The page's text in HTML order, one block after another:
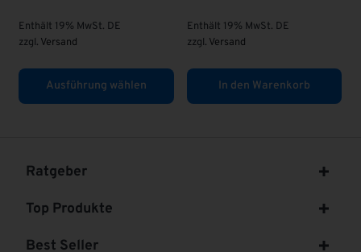
Enthält 19% MwSt. DE
zzgl.Versand
Ausführung wählen
Enthält 19% MwSt. DE
zzgl.Versand
In den Warenkorb
Ratgeber
Top Produkte
Best Seller